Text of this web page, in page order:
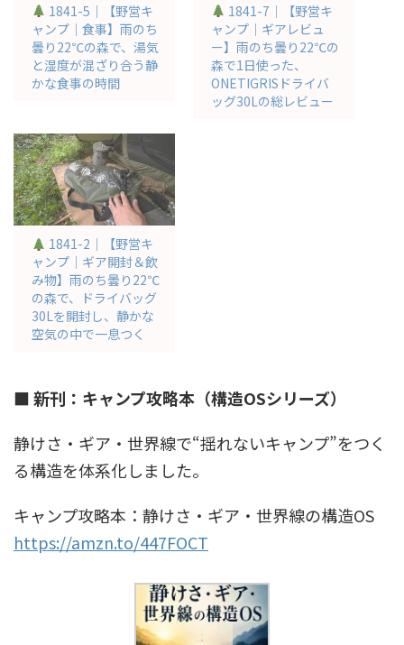
1841-5｜【野営キ
ャンプ｜食事】雨のち
曇り22℃の森で、湯気
と湿度が混ざり合う静
かな食事の時間
1841-7｜【野営キ
ャンプ｜ギアレビュ
ー】雨のち曇り22℃の
森で1日使った、
ONETIGRISドライバ
ッグ30Lの総レビュー
1841-2｜【野営キ
ャンプ｜ギア開封＆飲
み物】雨のち曇り22℃
の森で、ドライバッグ
30Lを開封し、静かな
空気の中で一息つく
■ 新刊：キャンプ攻略本（構造OSシリーズ）
静けさ・ギア・世界線で“揺れないキャンプ”をつく
る構造を体系化しました。
キャンプ攻略本：静けさ・ギア・世界線の構造OS
https://amzn.to/447FOCT